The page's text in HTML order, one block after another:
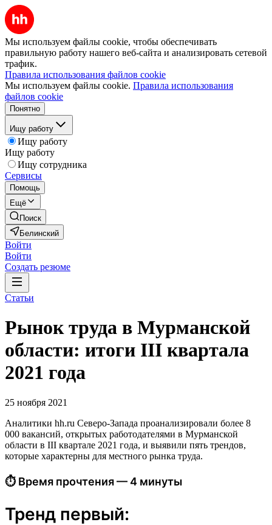
Мы используем файлы cookie, чтобы обеспечивать
правильную работу нашего веб-сайта и анализировать сетевой
трафик.
Правила использования файлов cookie
Мы используем файлы cookie. Правила использования
файлов cookie
Понятно
Ищу работу
Ищу работу
Ищу работу
Ищу сотрудника
Сервисы
Помощь
Ещё
Поиск
Белинский
Войти
Войти
Создать резюме
Статьи
Рынок труда в Мурманской
области: итоги III квартала
2021 года
25 ноября 2021
Аналитики hh.ru Северо-Запада проанализировали более 8
000 вакансий, открытых работодателями в Мурманской
области в III квартале 2021 года, и выявили пять трендов,
которые характерны для местного рынка труда.
⏱ Время прочтения — 4 минуты
Тренд первый: